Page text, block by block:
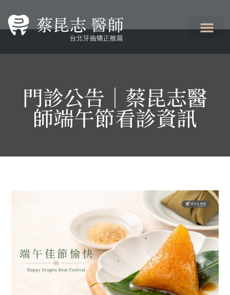
門診公告｜蔡昆志醫
師端午節看診資訊